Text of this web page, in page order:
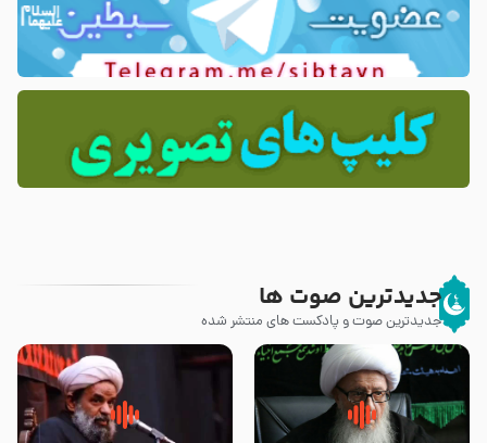
جدیدترین صوت ها
جدیدترین صوت و پادکست های منتشر شده